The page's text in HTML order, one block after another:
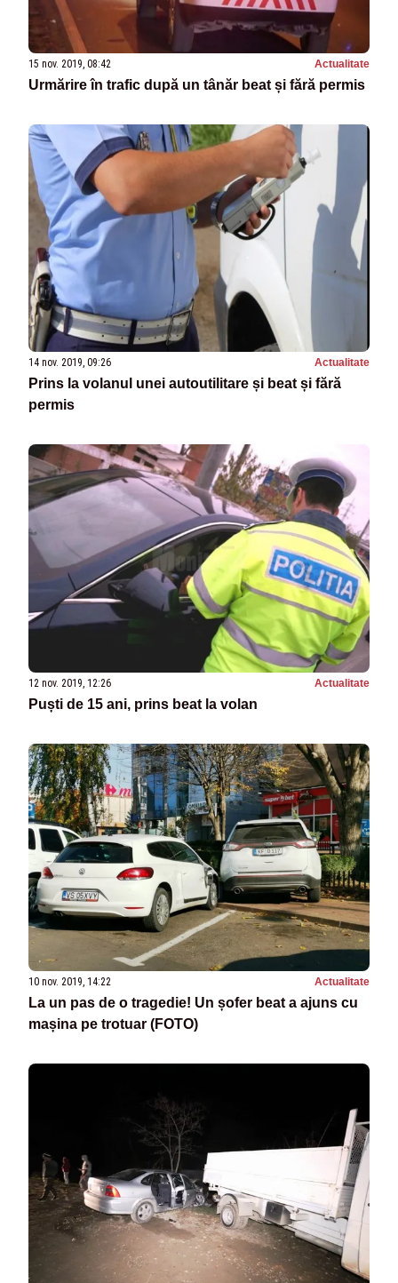
15 nov. 2019, 08:42 Actualitate
Urmărire în trafic după un tânăr beat și fără permis
14 nov. 2019, 09:26 Actualitate
Prins la volanul unei autoutilitare și beat și fără
permis
12 nov. 2019, 12:26 Actualitate
Puști de 15 ani, prins beat la volan
10 nov. 2019, 14:22 Actualitate
La un pas de o tragedie! Un șofer beat a ajuns cu
mașina pe trotuar (FOTO)